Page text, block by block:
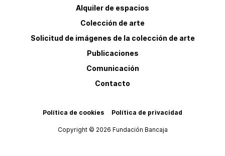
Alquiler de espacios
Colección de arte
Solicitud de imágenes de la colección de arte
Publicaciones
Comunicación
Contacto
Política de cookies Política de privacidad
Copyright © 2026 Fundación Bancaja